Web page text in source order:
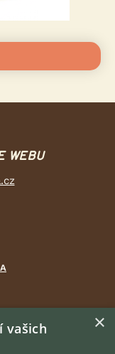
WEBU
×
vašich